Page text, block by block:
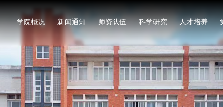
学院概况 新闻通知 师资队伍 科学研究 人才培养